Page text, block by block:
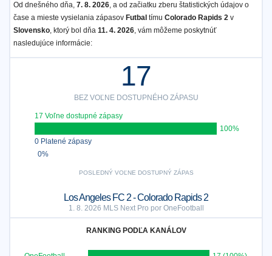
Od dnešného dňa, 7. 8. 2026, a od začiatku zberu štatistických údajov o
čase a mieste vysielania zápasov Futbal tímu Colorado Rapids 2 v
Slovensko, ktorý bol dňa 11. 4. 2026, vám môžeme poskytnúť
nasledujúce informácie:
17
BEZ VOĽNE DOSTUPNÉHO ZÁPASU
17 Voľne dostupné zápasy
100%
0 Platené zápasy
0%
POSLEDNÝ VOĽNE DOSTUPNÝ ZÁPAS
Los Angeles FC 2 - Colorado Rapids 2
1. 8. 2026 MLS Next Pro por OneFootball
RANKING PODĽA KANÁLOV